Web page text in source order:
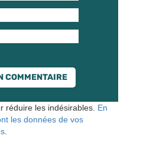
réduire les indésirables. En
les données de vos